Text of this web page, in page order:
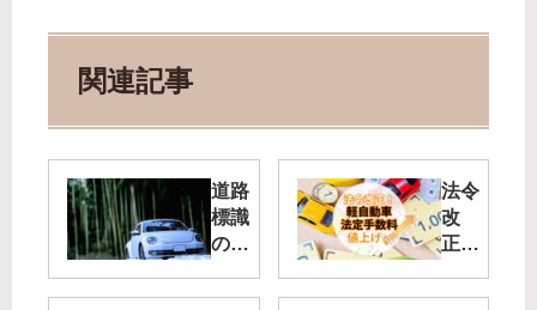
関連記事
道路
標識
の誤
によ
法令
改
正！
5年